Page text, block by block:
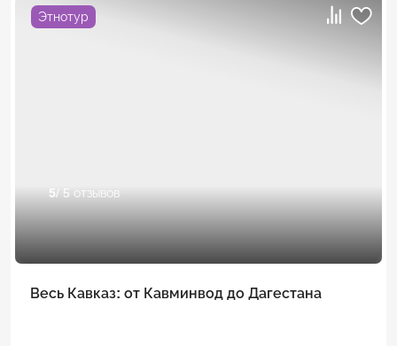
Этнотур
5/ 5 отзывов
Весь Кавказ: от Кавминвод до Дагестана